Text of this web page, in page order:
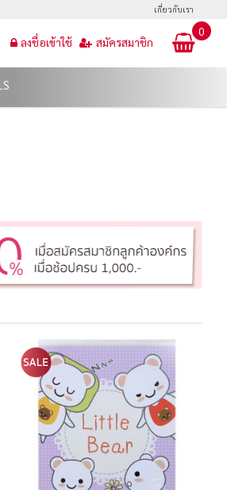
เกี่ยวกับเรา
0
ลงชื่อเข้าใช้ สมัครสมาชิก